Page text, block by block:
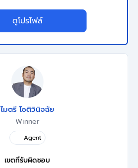
ดูโปรไฟล์
ไมตรี โชติวินิจฉัย
Winner
Agent
เขตที่รับผิดชอบ